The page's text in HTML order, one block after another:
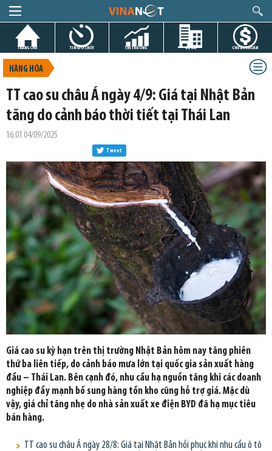
TRANG CHỦ TIN GIỜ CHÓT THỊ TRƯỜNG DỰ ÁN CHỨNG KHOÁN
HÀNG HÓA
TT cao su châu Á ngày 4/9: Giá tại Nhật Bản
tăng do cảnh báo thời tiết tại Thái Lan
16:01 04/09/2025
Tweet
Giá cao su kỳ hạn trên thị trường Nhật Bản hôm nay tăng phiên
thứ ba liên tiếp, do cảnh báo mưa lớn tại quốc gia sản xuất hàng
đầu – Thái Lan. Bên cạnh đó, nhu cầu hạ nguồn tăng khi các doanh
nghiệp đẩy mạnh bố sung hàng tồn kho cũng hỗ trợ giá. Mặc dù
vậy, giá chỉ tăng nhẹ do nhà sản xuất xe điện BYD đã hạ mục tiêu
bán hàng.
TT cao su châu Á ngày 28/8: Giá tại Nhật Bản hồi phục khi nhu cầu ô tô